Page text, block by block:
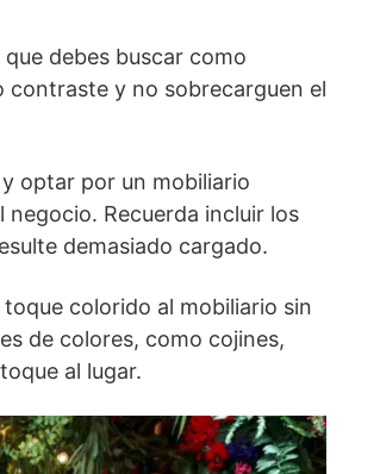
debes buscar como
contraste y no sobrecarguen el
optar por un mobiliario
Recuerda incluir los
demasiado cargado.
colorido al mobiliario sin
de colores, como cojines,
al lugar.